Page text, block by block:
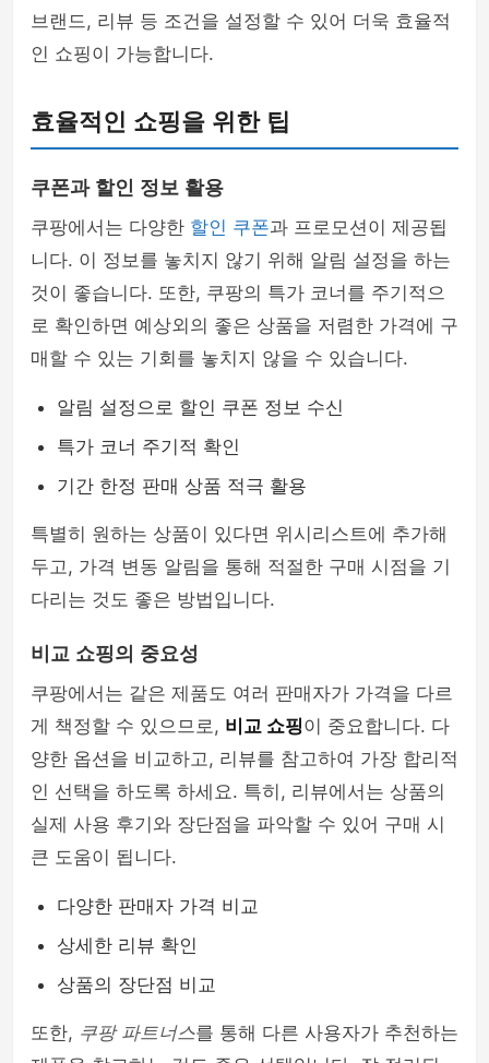
브랜드, 리뷰 등 조건을 설정할 수 있어 더욱 효율적
인 쇼핑이 가능합니다.
효율적인 쇼핑을 위한 팁
쿠폰과 할인 정보 활용
쿠팡에서는 다양한 할인 쿠폰과 프로모션이 제공됩
니다. 이 정보를 놓치지 않기 위해 알림 설정을 하는
것이 좋습니다. 또한, 쿠팡의 특가 코너를 주기적으
로 확인하면 예상외의 좋은 상품을 저렴한 가격에 구
매할 수 있는 기회를 놓치지 않을 수 있습니다.
알림 설정으로 할인 쿠폰 정보 수신
특가 코너 주기적 확인
기간 한정 판매 상품 적극 활용
특별히 원하는 상품이 있다면 위시리스트에 추가해
두고, 가격 변동 알림을 통해 적절한 구매 시점을 기
다리는 것도 좋은 방법입니다.
비교 쇼핑의 중요성
쿠팡에서는 같은 제품도 여러 판매자가 가격을 다르
게 책정할 수 있으므로, 비교 쇼핑이 중요합니다. 다
양한 옵션을 비교하고, 리뷰를 참고하여 가장 합리적
인 선택을 하도록 하세요. 특히, 리뷰에서는 상품의
실제 사용 후기와 장단점을 파악할 수 있어 구매 시
큰 도움이 됩니다.
다양한 판매자 가격 비교
상세한 리뷰 확인
상품의 장단점 비교
또한, 쿠팡 파트너스를 통해 다른 사용자가 추천하는